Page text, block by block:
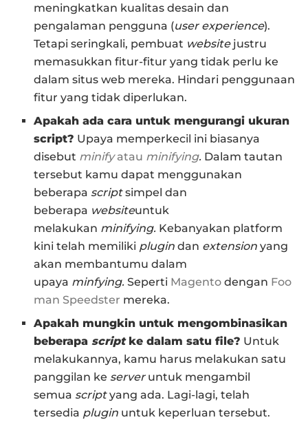
meningkatkan kualitas desain dan
pengalaman pengguna (user experience).
Tetapi seringkali, pembuat websitejustru
memasukkan fitur-fitur yang tidak perlu ke
dalam situs web mereka. Hindari penggunaan
fitur yang tidak diperlukan.
Apakah ada cara untuk mengurangi ukuran
script? Upaya memperkecil ini biasanya
disebut minifyatau minifying. Dalam tautan
tersebut kamu dapat menggunakan
beberapa scriptsimpel dan
beberapa websiteuntuk
melakukan minifying. Kebanyakan platform
kini telah memiliki plugin dan extension yang
akan membantumu dalam
upaya minfying.Seperti Magento dengan Foo
man Speedster mereka.
Apakah mungkin untuk mengombinasikan
beberapascriptke dalam satu file? Untuk
melakukannya, kamu harus melakukan satu
panggilan ke serveruntuk mengambil
semua scriptyang ada. Lagi-lagi, telah
tersedia plugin untuk keperluan tersebut.